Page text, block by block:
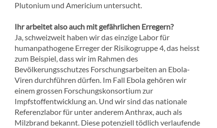
Plutonium und Americium untersucht.
Ihr arbeitet also auch mit gefährlichen Erregern?
Ja, schweizweit haben wir das einzige Labor für
humanpathogene Erreger der Risikogruppe 4, das heisst
zum Beispiel, dass wir im Rahmen des
Bevölkerungsschutzes Forschungsarbeiten an Ebola-
Viren durchführen dürfen. Im Fall Ebola gehören wir
einem grossen Forschungskonsortium zur
Impfstoffentwicklung an. Und wir sind das nationale
Referenzlabor für unter anderem Anthrax, auch als
Milzbrand bekannt. Diese potenziell tödlich verlaufende